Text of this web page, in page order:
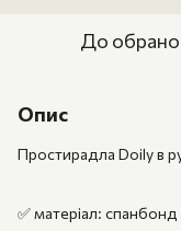
До
Опис
Простирадла Doily в
✅ матеріал: спанбонд